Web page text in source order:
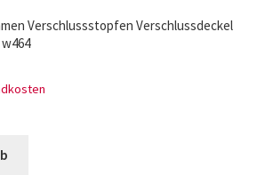
Verschlussstopfen Verschlussdeckel